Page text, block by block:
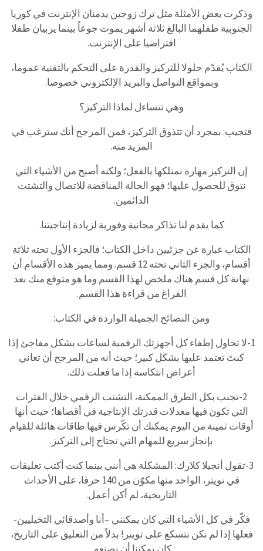
وذكرت بعض الأمثلة مثل ترك زوجين يدمنان الإنترنت في كوريا
الجنوبية طفلهما البالغ ثلاثة أشهر يموت جوعاً بينما يربيان طفلا
افتراضيا على الإنترنت.
الكتاب يُقدّم حلولا للتركيز والقدرة على التحكم بالتقنية عموما،
وبمواقع التواصل والبريد الإلكتروني خصوصا.
وهي تتساءل لماذا التركيز؟
فتجيب: بمجرد أن تتذوق التركيز، فمن المرجح أنك سترغب في
المزيد منه.
إن التركيز مهارة نمتلكها بالفعل؛ ولكنه أصبح من الأشياء التي
نتوق للحصول عليها؛ فهو الحالة المناقضة للاتصال والتشتت
الدائمين.
كما يقدم لنا تذاكر مجانية وفورية لزيادة إنتاجيتنا.
الكتاب عبارة عن جزئيين داخل الكتاب؛ فالجزء الأول تحته ثلاثة
أقسام، والجزء الثاني تحته 12 قسم. ومما يميز هذه الأقسام أن
نهاية كل قسم هناك ملخص لهذا القسم وما هو متوقع منك بعد
الفراغ من قراءة هذا القسم.
ومن النصائح الجميلة الواردة في الكتاب:
1-لا تحاول إطفاء كل أجهزتك الرقمية لساعات بشكل مفاجئ إذا
كنتَ تعتمد عليها بشكل كبير؛ حيث أنه من المرجح أن تعاني
أعراض انتكاسة إذا ما فعلت ذلك.
2-تجنب بكل الطرق الممكنة، التشتت الرقمي خلال الفترات
التي تكون فيها معدلات قدرتك الإنتاجية في أقصاها؛ حيث أنها
أوقات ثمينة من اليوم يمكنك أن تكّرس فيها طاقات هائلة للقيام
بإنجاز سريع للمهام التي تحتاج إلى التركيز.
3-تقول أنجيلا كلارك: المشكلة هي أنني بينما كنت أكتب تعليقات
في تويتر، الواحد منها مكوّن من 140 حرفا، على الأحداث
التاريخية، لم أكن أعمل.
فكّر في كل الأشياء التي كان يمكنني –أنا وأصدقائي التخيليين-
فعلها إذا لم نكن نتسكع على تويتر! بدلاً من التعليق على التاريخ،